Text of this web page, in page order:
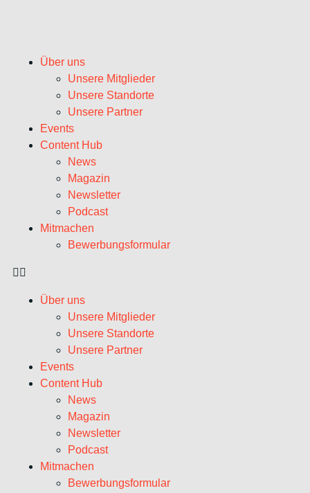
Über uns
Unsere Mitglieder
Unsere Standorte
Unsere Partner
Events
Content Hub
News
Magazin
Newsletter
Podcast
Mitmachen
Bewerbungsformular
Über uns
Unsere Mitglieder
Unsere Standorte
Unsere Partner
Events
Content Hub
News
Magazin
Newsletter
Podcast
Mitmachen
Bewerbungsformular